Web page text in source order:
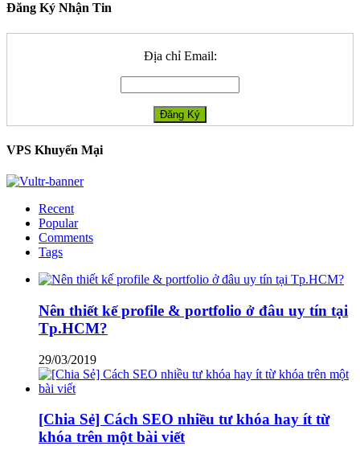
Đăng Ký Nhận Tin
Địa chỉ Email:
VPS Khuyến Mại
Recent
Popular
Comments
Tags
Nên thiết kế profile & portfolio ở đâu uy tín tại
Tp.HCM?
29/03/2019
[Chia Sẻ] Cách SEO nhiều tư khóa hay ít từ
khóa trên một bài viết